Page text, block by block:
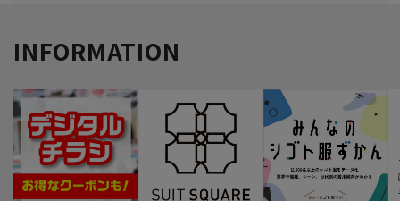
INFORMATION